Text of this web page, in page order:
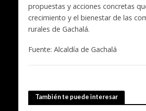
propuestas y acciones concretas
crecimiento y el bienestar de las
rurales de Gachalá.
Fuente: Alcaldía de Gachalá
También te puede interesar